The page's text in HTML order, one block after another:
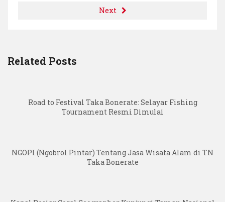
Next
Related Posts
Road to Festival Taka Bonerate: Selayar Fishing
Tournament Resmi Dimulai
NGOPI (Ngobrol Pintar) Tentang Jasa Wisata Alam di TN
Taka Bonerate